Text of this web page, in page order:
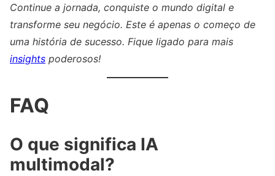
Continue a jornada, conquiste o mundo digital e
transforme seu negócio. Este é apenas o começo de
uma história de sucesso. Fique ligado para mais
insights poderosos!
FAQ
O que significa IA
multimodal?